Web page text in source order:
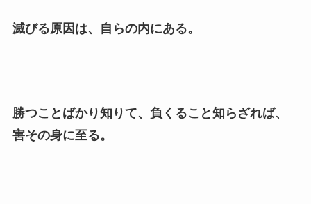
滅びる原因は、自らの内にある。
勝つことばかり知りて、負くること知らざれば、
害その身に至る。